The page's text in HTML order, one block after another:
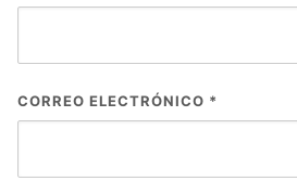
CORREO ELECTRÓNICO *